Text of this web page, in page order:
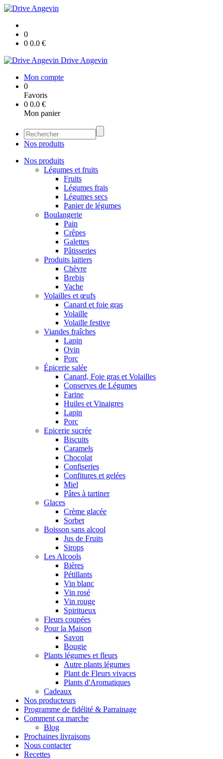
0
0 0.0 €
Drive Angevin
Mon compte
0
Favoris
0 0.0 €
Mon panier
Nos produits
Nos produits
Légumes et fruits
Fruits
Légumes frais
Légumes secs
Panier de légumes
Boulangerie
Pain
Crêpes
Galettes
Pâtisseries
Produits laitiers
Chèvre
Brebis
Vache
Volailles et œufs
Canard et foie gras
Volaille
Volaille festive
Viandes fraîches
Lapin
Ovin
Porc
Épicerie salée
Canard, Foie gras et Volailles
Conserves de Légumes
Farine
Huiles et Vinaigres
Lapin
Porc
Epicerie sucrée
Biscuits
Caramels
Chocolat
Confiseries
Confitures et gelées
Miel
Pâtes à tartiner
Glaces
Crème glacée
Sorbet
Boisson sans alcool
Jus de Fruits
Sirops
Les Alcools
Bières
Pétillants
Vin blanc
Vin rosé
Vin rouge
Spiritueux
Fleurs coupées
Pour la Maison
Savon
Bougie
Plants légumes et fleurs
Autre plants légumes
Plant de Fleurs vivaces
Plants d'Aromatiques
Cadeaux
Nos producteurs
Programme de fidélité & Parrainage
Comment ça marche
Blog
Prochaines livraisons
Nous contacter
Recettes